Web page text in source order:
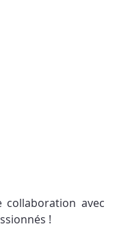
collaboration avec
!